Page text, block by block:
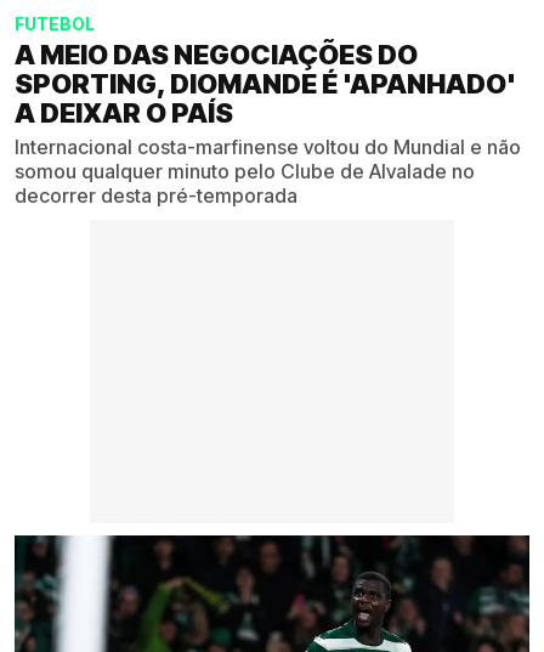
FUTEBOL
A MEIO DAS NEGOCIAÇÕES DO
SPORTING, DIOMANDE É 'APANHADO'
A DEIXAR O PAÍS
Internacional costa-marfinense voltou do Mundial e não
somou qualquer minuto pelo Clube de Alvalade no
decorrer desta pré-temporada